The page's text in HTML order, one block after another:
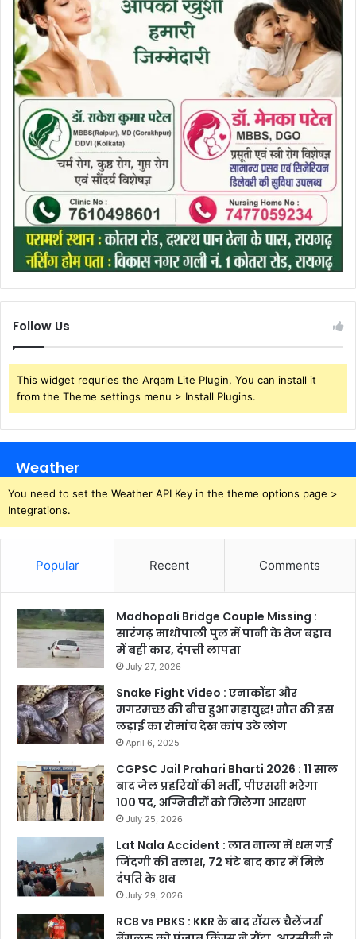
Follow Us
This widget requries the Arqam Lite Plugin, You can install it
from the Theme settings menu > Install Plugins.
Weather
You need to set the Weather API Key in the theme options page >
Integrations.
Popular Recent Comments
Madhopali Bridge Couple Missing :
सारंगढ़ माधोपाली पुल में पानी के तेज बहाव
में बही कार, दंपत्ती लापता
July 27, 2026
Snake Fight Video : एनाकोंडा और
मगरमच्छ की बीच हुआ महायुद्ध! मौत की इस
लड़ाई का रोमांच देख कांप उठे लोग
April 6, 2025
CGPSC Jail Prahari Bharti 2026 : 11 साल
बाद जेल प्रहरियों की भर्ती, पीएससी भरेगा
100 पद, अग्निवीरों को मिलेगा आरक्षण
July 25, 2026
Lat Nala Accident : लात नाला में थम गई
जिंदगी की तलाश, 72 घंटे बाद कार में मिले
दंपति के शव
July 29, 2026
RCB vs PBKS : KKR के बाद रॉयल चैलेंजर्स